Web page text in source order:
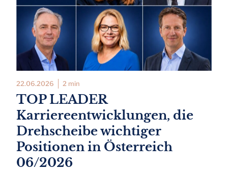
22.06.2026 2 min
TOP LEADER
Karriereentwicklungen, die
Drehscheibe wichtiger
Positionen in Österreich
06/2026